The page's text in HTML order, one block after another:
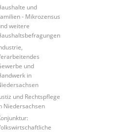
und
- Mikrozensus
weitere
und
in
und Rechtspflege
Niedersachsen